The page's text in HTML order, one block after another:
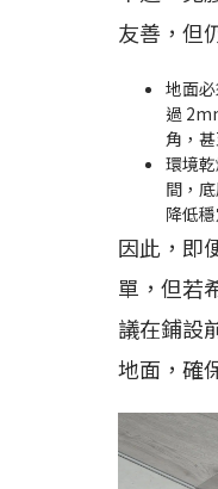
友善，但
地面
過
角，
環境
間，
降低穩
因此，即
單，但若
議在鋪設
地面，確